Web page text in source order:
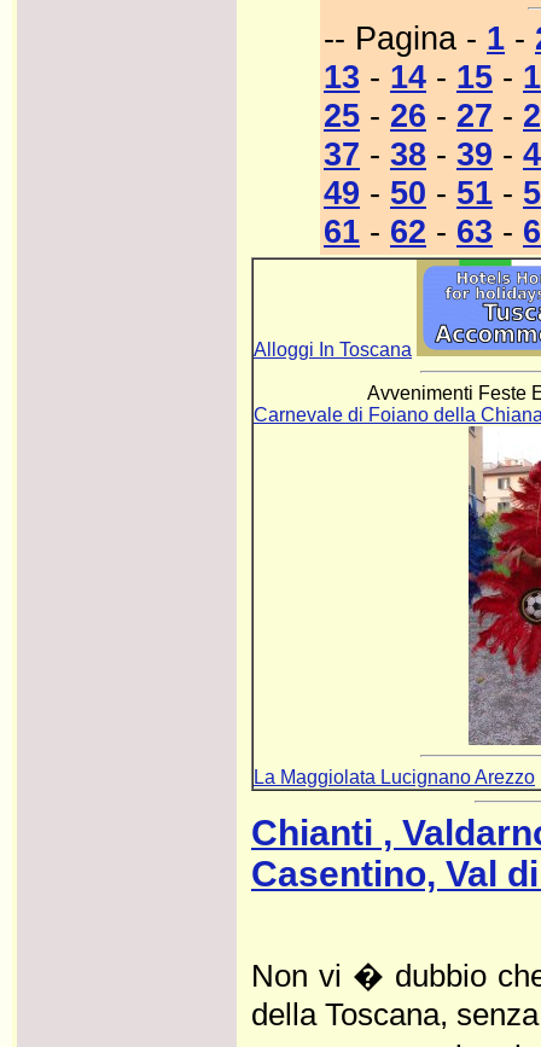
-- Pagina - 1 -
13 - 14 - 15 -
25 - 26 - 27 -
37 - 38 - 39 -
49 - 50 - 51 -
61 - 62 - 63 -
Alloggi In Toscana
Avvenimenti Feste
Carnevale di Foiano della
La Maggiolata Lucignano Arezzo
Chianti ,
Casentino, Val
Non vi � dubbio
della Toscana,